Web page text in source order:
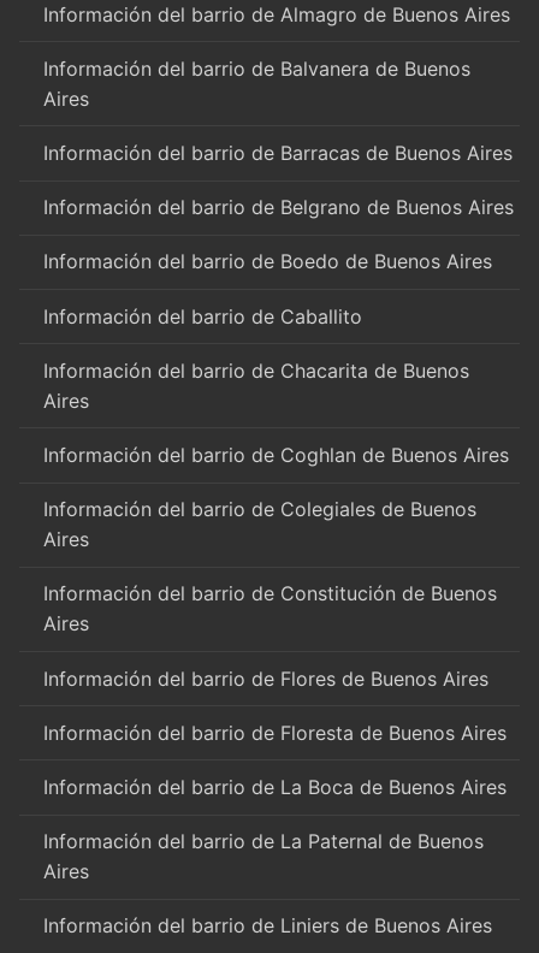
Información del barrio de Almagro de Buenos Aires
Información del barrio de Balvanera de Buenos
Aires
Información del barrio de Barracas de Buenos Aires
Información del barrio de Belgrano de Buenos Aires
Información del barrio de Boedo de Buenos Aires
Información del barrio de Caballito
Información del barrio de Chacarita de Buenos
Aires
Información del barrio de Coghlan de Buenos Aires
Información del barrio de Colegiales de Buenos
Aires
Información del barrio de Constitución de Buenos
Aires
Información del barrio de Flores de Buenos Aires
Información del barrio de Floresta de Buenos Aires
Información del barrio de La Boca de Buenos Aires
Información del barrio de La Paternal de Buenos
Aires
Información del barrio de Liniers de Buenos Aires